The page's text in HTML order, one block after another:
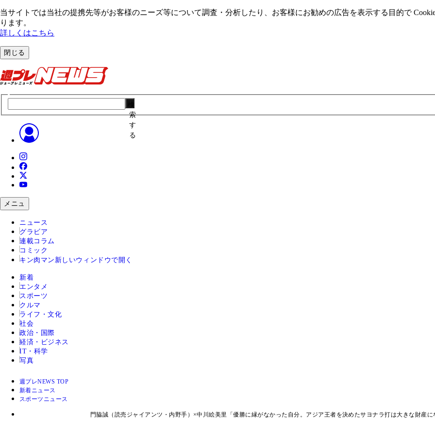
当サイトでは当社の提携先等がお客様のニーズ等について調査・分析したり、お客様にお勧めの広告を表⽰する⽬的で
ります。
詳しくはこちら
閉じる
索
す
る
メニュ
ニュース
グラビア
連載コラム
コミック
キン肉マン 新しいウィンドウで開く
新着
エンタメ
スポーツ
クルマ
ライフ・文化
社会
政治・国際
経済・ビジネス
IT・科学
写真
週プレNEWS TOP
新着ニュース
スポーツニュース
門脇誠（読売ジャイアンツ・内野手）×中川絵美里「優勝に縁がなかった自分。アジア王者を決めたサヨナラ打は大きな財産に